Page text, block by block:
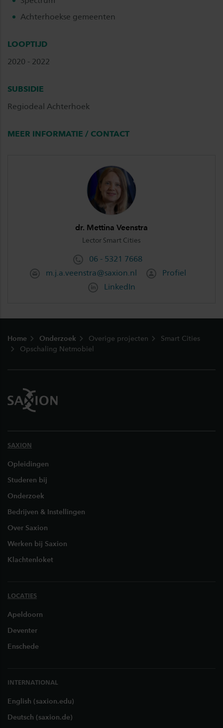
Achterhoekse gemeenten
LOOPTIJD
2020 - 2022
SUBSIDIE
Regiodeal Achterhoek
MEER INFORMATIE / CONTACT
dr. Mettina Veenstra
Lector Smart Cities
06 - 5321 7668
m.j.a.veenstra@saxion.nl
Profiel
LinkedIn
Home Onderzoek Overige projecten
Smart Cities
Opschaling Netmobiel
SAXION
Opleidingen
Studeren bij
Onderzoek
Bedrijven & Instellingen
Over Saxion
Werken bij Saxion
Klachtenloket
LOCATIES
Apeldoorn
Deventer
Enschede
INTERNATIONAL
English (saxion.edu)
Deutsch (saxion.de)